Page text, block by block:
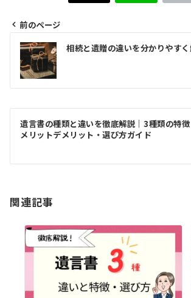
投
稿
ナ
ゲ
ー
ン
前のページ
相続と遺贈の違いを分かりやす
遺言書の種類と違いを徹底解説｜3種類の特徴
メリットデメリット・選び方ガイド
関連記事